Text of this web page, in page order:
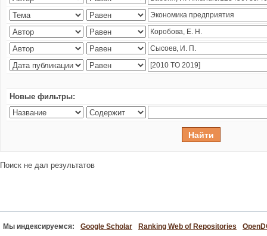
Новые фильтры:
Поиск не дал результатов
Мы индексируемся: Google Scholar Ranking Web of Repositories